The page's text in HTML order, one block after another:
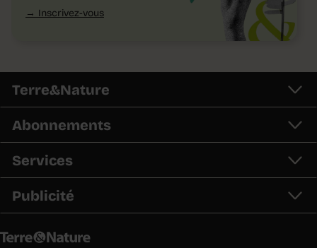
Inscrivez-vous
Terre&Nature
Abonnements
Services
Publicité